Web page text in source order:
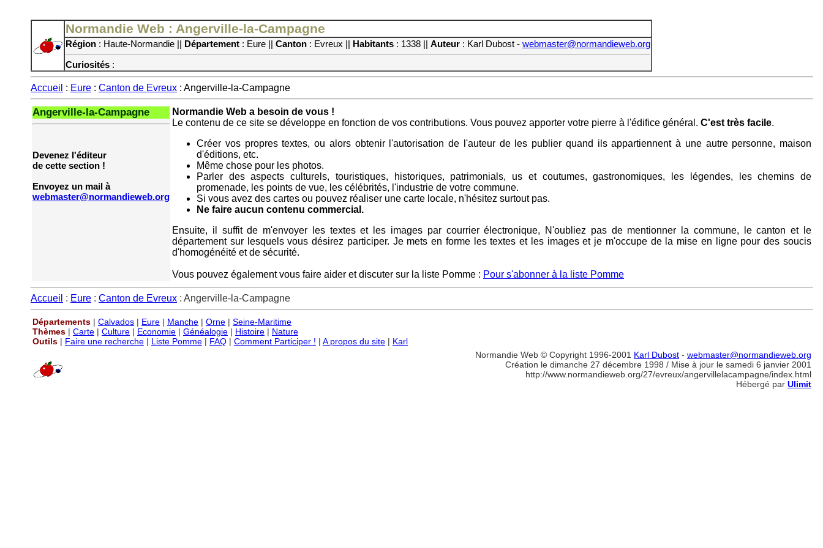
Normandie Web : Angerville-la-Campagne
Région : Haute-Normandie || Département : Eure || Canton : Evreux || Habitants : 1338 || Auteur : Karl Dubost - webmaster@normandieweb.org
Curiosités :
Accueil : Eure : Canton de Evreux : Angerville-la-Campagne
Angerville-la-Campagne
Devenez l'éditeur
de cette section !
Envoyez un mail à
webmaster@normandieweb.org
Normandie Web a besoin de vous !
Le contenu de ce site se développe en fonction de vos contributions. Vous pouvez apporter votre pierre à l'édifice général. C'est très facile.
Créer vos propres textes, ou alors obtenir l'autorisation de l'auteur de les publier quand ils appartiennent à une autre personne, maison
d'éditions, etc.
Même chose pour les photos.
Parler des aspects culturels, touristiques, historiques, patrimonials, us et coutumes, gastronomiques, les légendes, les chemins de
promenade, les points de vue, les célébrités, l'industrie de votre commune.
Si vous avez des cartes ou pouvez réaliser une carte locale, n'hésitez surtout pas.
Ne faire aucun contenu commercial.
Ensuite, il suffit de m'envoyer les textes et les images par courrier électronique, N'oubliez pas de mentionner la commune, le canton et le
département sur lesquels vous désirez participer. Je mets en forme les textes et les images et je m'occupe de la mise en ligne pour des soucis
d'homogénéité et de sécurité.
Vous pouvez également vous faire aider et discuter sur la liste Pomme : Pour s'abonner à la liste Pomme
Accueil : Eure : Canton de Evreux : Angerville-la-Campagne
Départements | Calvados | Eure | Manche | Orne | Seine-Maritime
Thèmes | Carte | Culture | Economie | Généalogie | Histoire | Nature
Outils | Faire une recherche | Liste Pomme | FAQ | Comment Participer ! | A propos du site | Karl
Normandie Web © Copyright 1996-2001 Karl Dubost - webmaster@normandieweb.org
Création le dimanche 27 décembre 1998 / Mise à jour le samedi 6 janvier 2001
http://www.normandieweb.org/27/evreux/angervillelacampagne/index.html
Hébergé par Ulimit